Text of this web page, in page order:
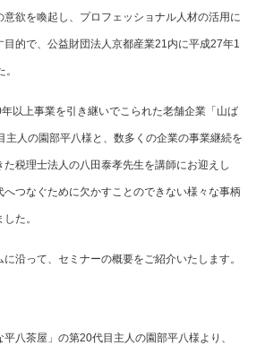
意欲を喚起し、プロフェッショナル人材の活用に
目的で、公益財団法人京都産業21内に平成27年1
以上事業を引き継いでこられた老舗企業「山ば
主人の園部平八様と、数多くの企業の事業継続を
税理士法人の八田泰孝先生を講師にお迎えし
つなぐために欠かすことのできない様々な事柄
た。
沿って、セミナーの概要をご紹介いたします。
八茶屋」の第20代目主人の園部平八様より、